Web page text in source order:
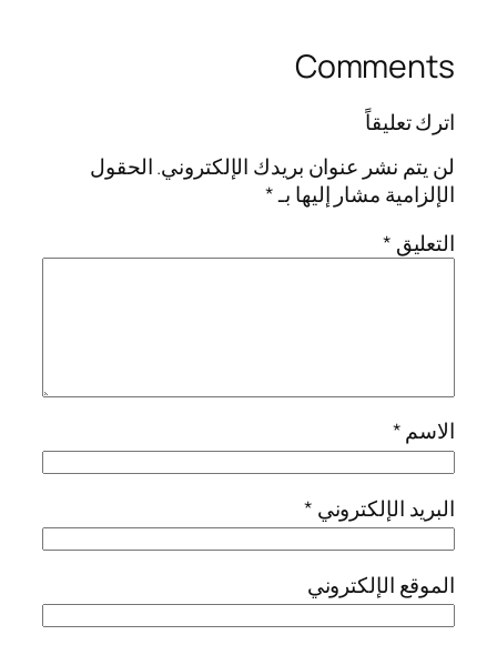
Comments
اترك تعليقاً
لن يتم نشر عنوان بريدك الإلكتروني.الحقول
الإلزامية مشار إليها بـ*
التعليق *
الاسم*
البريد الإلكتروني *
الموقع الإلكتروني